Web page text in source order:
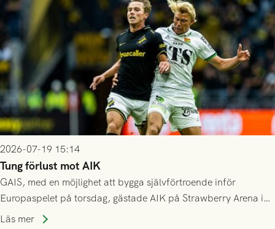
2026-07-19 15:14
Tung förlust mot AIK
GAIS, med en möjlighet att bygga självförtroende inför
Europaspelet på torsdag, gästade AIK på Strawberry Arena i
Stockholm . Men trots konstant hotande i första halvlek av
Läs mer